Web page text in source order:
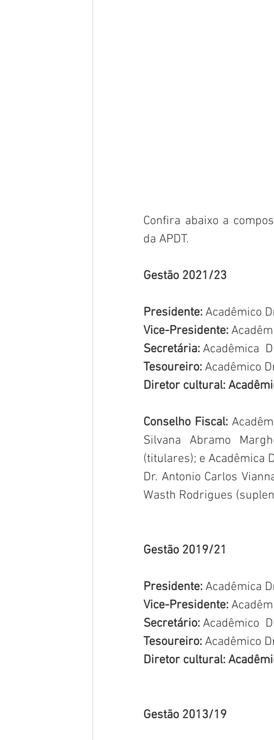
Confira abaixo a
da APDT.
Gestão 2021/23
Presidente: Acadêmico
Vice-Presidente:
Secretária: Acadêmica
Tesoureiro: Acadêmico
Diretor cultural:
Conselho Fiscal:
Silvana Abramo
(titulares); e Acadêmica
Dr. Antonio Carlos
Wasth Rodrigues
Gestão 2019/21
Presidente: Acadêmica
Vice-Presidente:
Secretário: Acadêmico
Tesoureiro: Acadêmico
Diretor cultural:
Gestão 2013/19